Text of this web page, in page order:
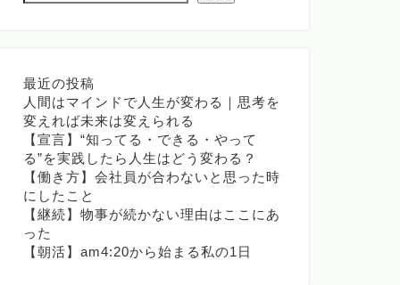
最近の投稿
人間はマインドで人生が変わる｜思考を
変えれば未来は変えられる
【宣言】“知ってる・できる・やって
る”を実践したら人生はどう変わる？
【働き方】会社員が合わないと思った時
にしたこと
【継続】物事が続かない理由はここにあ
った
【朝活】am4:20から始まる私の1日